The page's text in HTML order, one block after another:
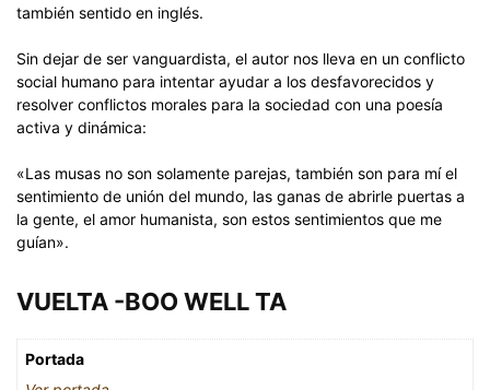
también sentido en inglés.
Sin dejar de ser vanguardista, el autor nos lleva en un conflicto
social humano para intentar ayudar a los desfavorecidos y
resolver conflictos morales para la sociedad con una poesía
activa y dinámica:
«Las musas no son solamente parejas, también son para mí el
sentimiento de unión del mundo, las ganas de abrirle puertas a
la gente, el amor humanista, son estos sentimientos que me
guían».
VUELTA -BOO WELL TA
Portada